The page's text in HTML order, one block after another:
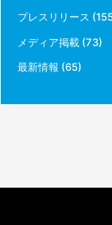
プレスリリース
メディア掲載(73)
最新情報 (65)